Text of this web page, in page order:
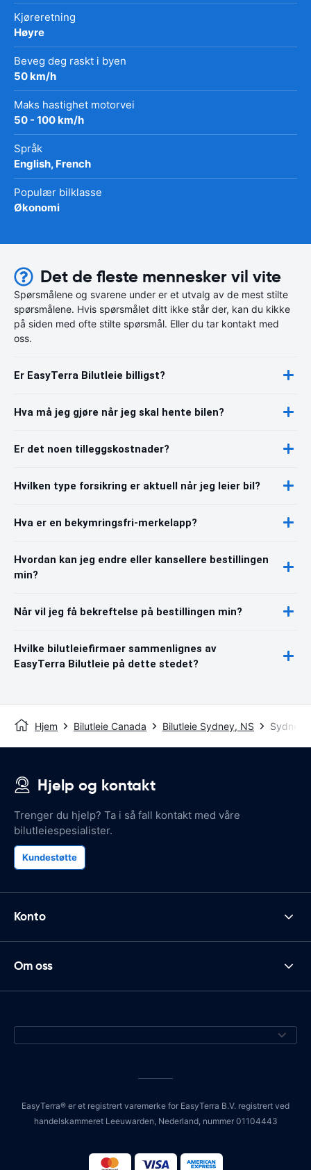
Kjøreretning
Høyre
Beveg deg raskt i byen
50 km/h
Maks hastighet motorvei
50 - 100 km/h
Språk
English, French
Populær bilklasse
Økonomi
Det de fleste mennesker vil vite
Spørsmålene og svarene under er et utvalg av de mest stilte
spørsmålene. Hvis spørsmålet ditt ikke står der, kan du kikke
på siden med ofte stilte spørsmål. Eller du tar kontakt med
oss.
Er EasyTerra Bilutleie billigst?
Hva må jeg gjøre når jeg skal hente bilen?
Er det noen tilleggskostnader?
Hvilken type forsikring er aktuell når jeg leier bil?
Hva er en bekymringsfri-merkelapp?
Hvordan kan jeg endre eller kansellere bestillingen
min?
Når vil jeg få bekreftelse på bestillingen min?
Hvilke bilutleiefirmaer sammenlignes av
EasyTerra Bilutleie på dette stedet?
Hjem Bilutleie Canada Bilutleie Sydney, NS Sydney
Hjelp og kontakt
Trenger du hjelp? Ta i så fall kontakt med våre
bilutleiespesialister.
Kundestøtte
Konto
Om oss
EasyTerra® er et registrert varemerke for EasyTerra B.V. registrert ved
handelskammeret Leeuwarden, Nederland, nummer 01104443